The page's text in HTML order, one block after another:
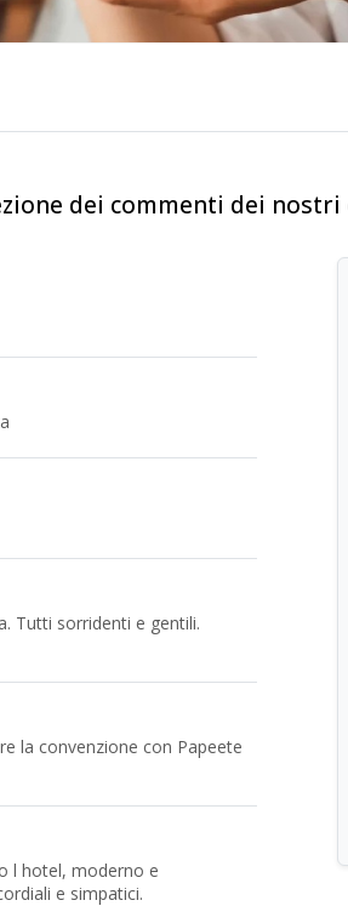
dei commenti dei
Tutti sorridenti e gentili.
la convenzione con Papeete
l hotel, moderno e
e simpatici.